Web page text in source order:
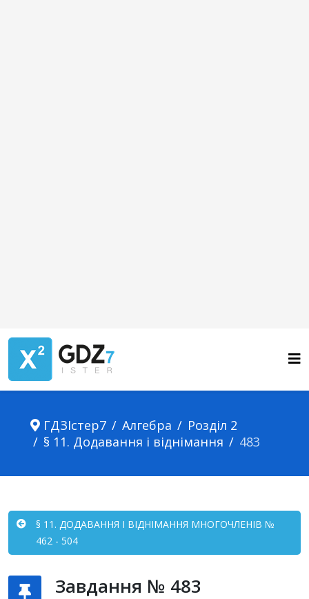
ГДЗІстер7 Алгебра
Розділ 2
§ 11. Додавання і віднімання
483
§ 11. ДОДАВАННЯ І ВІДНІМАННЯ МНОГОЧЛЕНІВ №
462 - 504
Завдання № 483